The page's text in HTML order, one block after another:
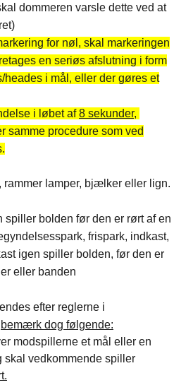
dommeren varsle dette ved at
for nøl, skal markeringen
en seriøs afslutning i form
heades i mål, eller der gøres et
i løbet af8 sekunder,
samme procedure som ved
rammer lamper, bjælker eller lign.
spiller bolden før den er rørt af en
frispark, indkast,
igen spiller bolden, før den er
eller banden
efter reglerne i
bemærk dog følgende:
modspillerne et mål eller en
skal vedkommende spiller